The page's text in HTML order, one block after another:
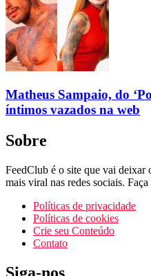
Matheus Sampaio, do
íntimos vazados na web
Sobre
FeedClub é o site que vai deixar
mais viral nas redes sociais.
Políticas de privacidade
Políticas de cookies
Crie seu Conteúdo
Contato
Siga-nos